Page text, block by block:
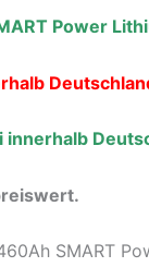
Power
SMART